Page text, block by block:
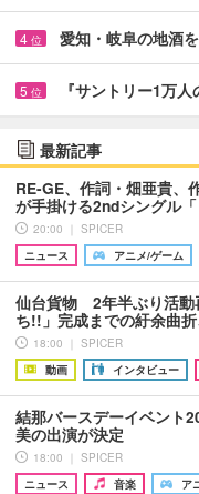
4 位 愛知・岐阜の地酒
5 位 『サントリー1万
最新記事
RE-GE、作詞・畑亜貴、
が手掛ける2ndシングル
20:00 ｜ SPICER
ニュース
アニメ/ゲーム
仙台貨物 2年半ぶり活
ち!!」完成までの紆余曲
18:00 ｜ SPICER
動画
インタビュー
結那バースデーイベント
美の出演が決定
18:00 ｜ SPICER
ニュース
音楽 ア